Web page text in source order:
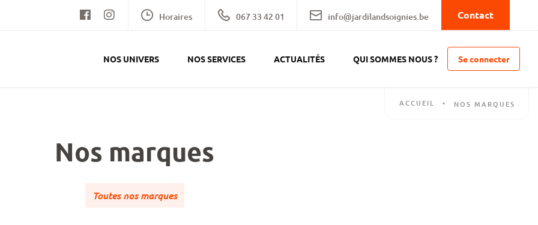
Horaires 067 33 42 01 info@jardilandsoignies.be Contact
NOS UNIVERS NOS SERVICES ACTUALITÉS QUI SOMMES NOUS ? Se connecter
Nos marques
Toutes nos marques
ACCUEIL • NOS MARQUES